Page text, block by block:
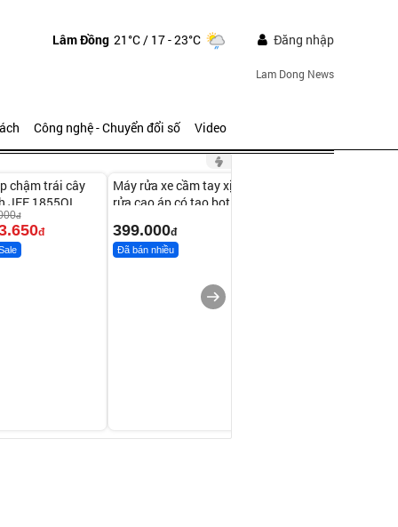
Lâm Đồng 21°C/ 17 - 23°C Đăng nhập
Lam Dong News
Công nghệ - Chuyển đổi số Video
chậm trái cây
JEE 1855OL
đ
đ
Máy rửa xe cầm tay xịt
rửa cao áp có tạo bọt
399.000đ
Đã bán nhiều